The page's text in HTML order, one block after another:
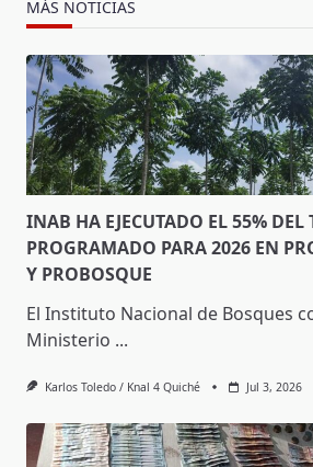
MÁS NOTICIAS
INAB HA EJECUTADO EL 55% DEL
PROGRAMADO PARA 2026 EN
Y PROBOSQUE
El Instituto Nacional de Bosques
Ministerio ...
Karlos Toledo / Knal 4 Quiché Jul 3, 2026